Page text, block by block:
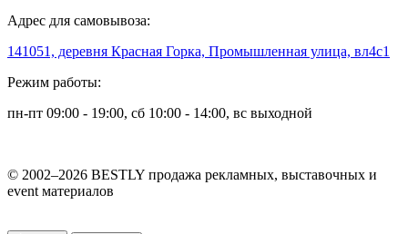
Адрес для самовывоза:
141051, деревня Красная Горка, Промышленная улица, вл4с1
Режим работы:
пн-пт 09:00 - 19:00, сб 10:00 - 14:00, вс выходной
© 2002–2026 BESTLY продажа рекламных, выставочных и
event материалов